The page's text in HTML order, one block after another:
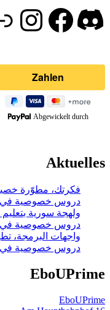
ديسكورد
Abgewickelt durch
Aktuelles
فكرتك، مطوّرة
دروس خصوصية في
ولهجة سورية
دروس خصوصية في
واجهات البرمجة،
دروس خصوصية في
EboUPrime
EboUPrime